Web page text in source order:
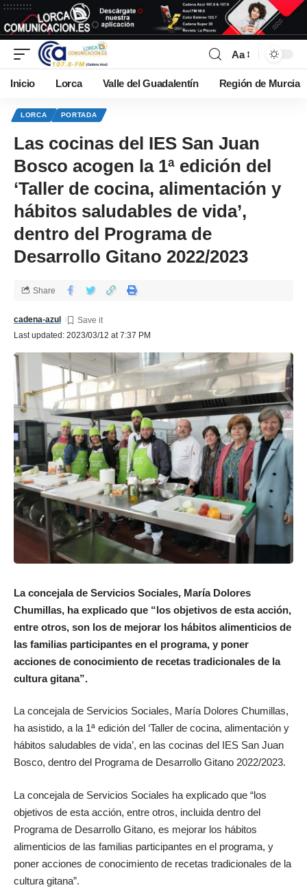
Aa
Inicio Lorca Valle del Guadalentín Región de Murcia
LORCA PORTADA
Las cocinas del IES San Juan
Bosco acogen la 1ª edición del
‘Taller de cocina, alimentación y
hábitos saludables de vida’,
dentro del Programa de
Desarrollo Gitano 2022/2023
Last updated: 2023/03/12 at 7:37 PM
cadena-azul
Share
La concejala de Servicios Sociales, María Dolores
Chumillas, ha explicado que “los objetivos de esta acción,
entre otros, son los de mejorar los hábitos alimenticios de
las familias participantes en el programa, y poner
acciones de conocimiento de recetas tradicionales de la
cultura gitana”.
La concejala de Servicios Sociales, María Dolores Chumillas,
ha asistido, a la 1ª edición del ‘Taller de cocina, alimentación y
hábitos saludables de vida’, en las cocinas del IES San Juan
Bosco, dentro del Programa de Desarrollo Gitano 2022/2023.
La concejala de Servicios Sociales ha explicado que “los
objetivos de esta acción, entre otros, incluida dentro del
Programa de Desarrollo Gitano, es mejorar los hábitos
alimenticios de las familias participantes en el programa, y
poner acciones de conocimiento de recetas tradicionales de la
cultura gitana”.